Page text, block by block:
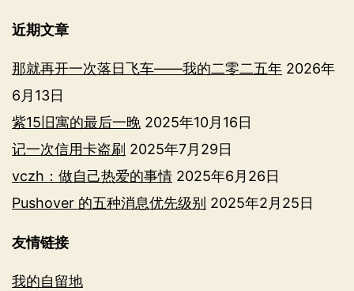
近期文章
那就再开一次落日飞车——我的二零二五年 2026年
6月13日
紫15旧寓的最后一晚 2025年10月16日
记一次信用卡盗刷 2025年7月29日
vczh：做自己热爱的事情 2025年6月26日
Pushover 的五种消息优先级别 2025年2月25日
友情链接
我的自留地